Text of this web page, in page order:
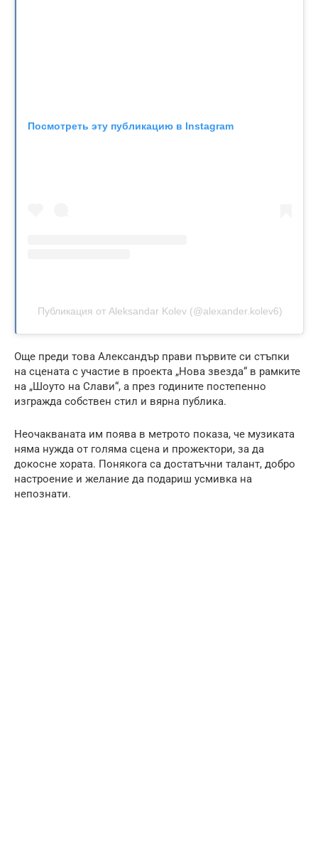
Посмотреть эту публикацию в Instagram
Публикация от Aleksandar Kolev (@alexander.kolev6)
Още преди това Александър прави първите си стъпки
на сцената с участие в проекта „Нова звезда“ в рамките
на „Шоуто на Слави“, а през годините постепенно
изгражда собствен стил и вярна публика.
Неочакваната им поява в метрото показа, че музиката
няма нужда от голяма сцена и прожектори, за да
докосне хората. Понякога са достатъчни талант, добро
настроение и желание да подариш усмивка на
непознати.